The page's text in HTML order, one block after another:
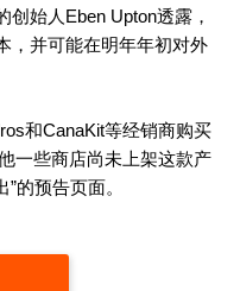
始人Eben Upton透露，
，并可能在明年年初对外
和CanaKit等经销商购买
一些商店尚未上架这款产
的预告页面。